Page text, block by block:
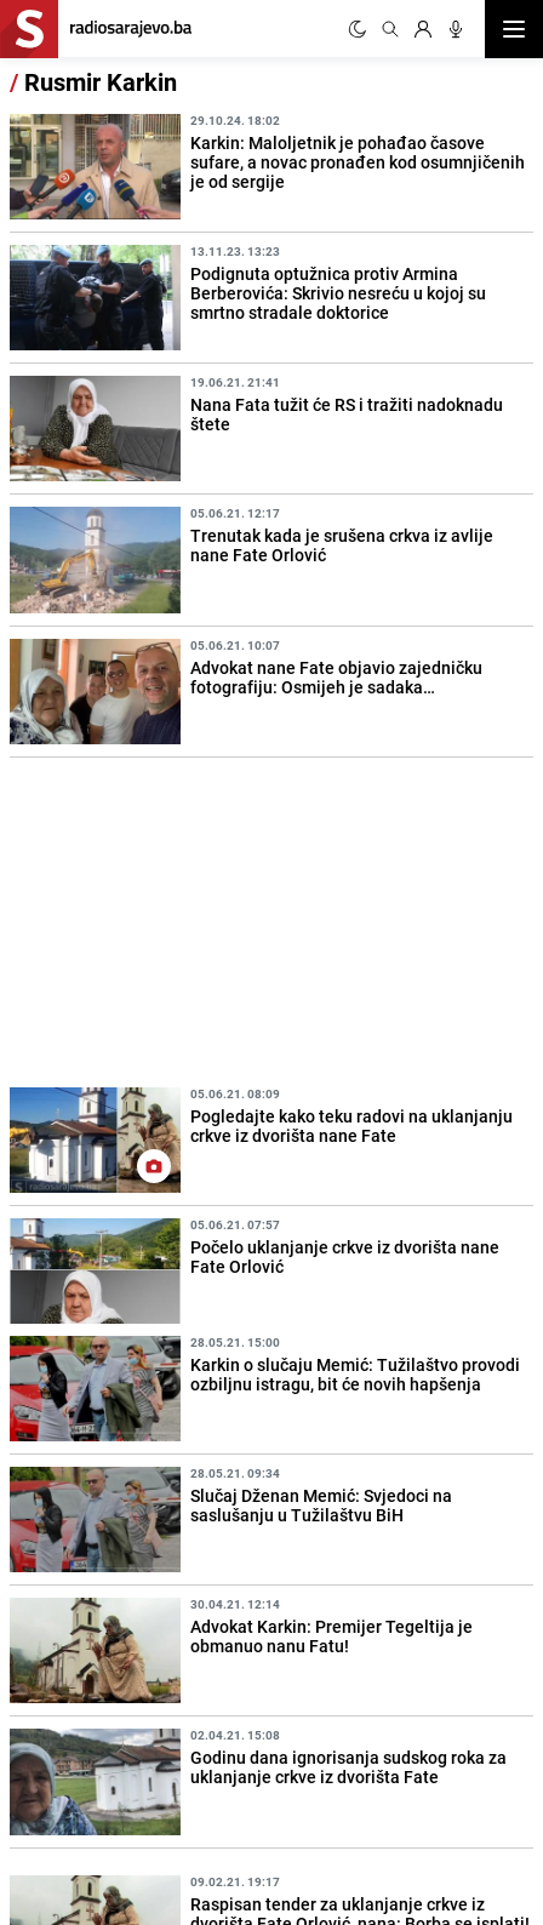
/ Rusmir Karkin
29.10.24. 18:02
Karkin: Maloljetnik je pohađao časove
sufare, a novac pronađen kod osumnjičenih
je od sergije
13.11.23. 13:23
Podignuta optužnica protiv Armina
Berberovića: Skrivio nesreću u kojoj su
smrtno stradale doktorice
19.06.21. 21:41
Nana Fata tužit će RS i tražiti nadoknadu
štete
05.06.21. 12:17
Trenutak kada je srušena crkva iz avlije
nane Fate Orlović
05.06.21. 10:07
Advokat nane Fate objavio zajedničku
fotografiju: Osmijeh je sadaka…
05.06.21. 08:09
Pogledajte kako teku radovi na uklanjanju
crkve iz dvorišta nane Fate
05.06.21. 07:57
Počelo uklanjanje crkve iz dvorišta nane
Fate Orlović
28.05.21. 15:00
Karkin o slučaju Memić: Tužilaštvo provodi
ozbiljnu istragu, bit će novih hapšenja
28.05.21. 09:34
Slučaj Dženan Memić: Svjedoci na
saslušanju u Tužilaštvu BiH
30.04.21. 12:14
Advokat Karkin: Premijer Tegeltija je
obmanuo nanu Fatu!
02.04.21. 15:08
Godinu dana ignorisanja sudskog roka za
uklanjanje crkve iz dvorišta Fate
09.02.21. 19:17
Raspisan tender za uklanjanje crkve iz